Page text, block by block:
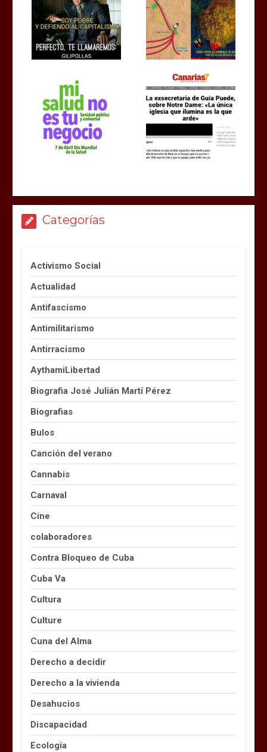
Categorías
Activismo Social
Actualidad
Antifascismo
Antimilitarismo
Antirracismo
AythamiLibertad
Biografia José Julián Martí Pérez
Biografias
Bulos
Canción del verano
Cannabis
Carnaval
Cine
colaboradores
Contra Bloqueo de Cuba
Cuba Va
Cultura
Culture
Cuna del Alma
Derecho a decidir
Derecho a la vivienda
Desahucios
Discapacidad
Ecología